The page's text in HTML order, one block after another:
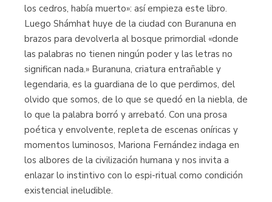
los cedros, había muerto»: así empieza este libro.
Luego Shámhat huye de la ciudad con Buranuna en
brazos para devolverla al bosque primordial «donde
las palabras no tienen ningún poder y las letras no
significan nada.» Buranuna, criatura entrañable y
legendaria, es la guardiana de lo que perdimos, del
olvido que somos, de lo que se quedó en la niebla, de
lo que la palabra borró y arrebató. Con una prosa
poética y envolvente, repleta de escenas oníricas y
momentos luminosos, Mariona Fernández indaga en
los albores de la civilización humana y nos invita a
enlazar lo instintivo con lo espi-ritual como condición
existencial ineludible.